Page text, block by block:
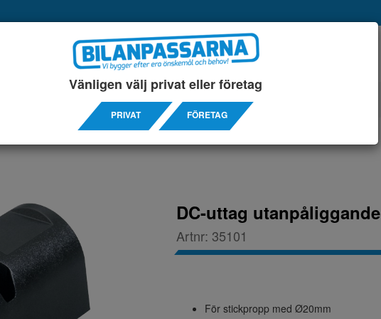
SERVICEINREDNINGAR TILLBEHÖRS ARTIKLAR
DC-uttag utanpåliggande
Artnr: 35101
För stickpropp med Ø20mm
Vänligen välj privat eller företag
PRIVAT FÖRETAG